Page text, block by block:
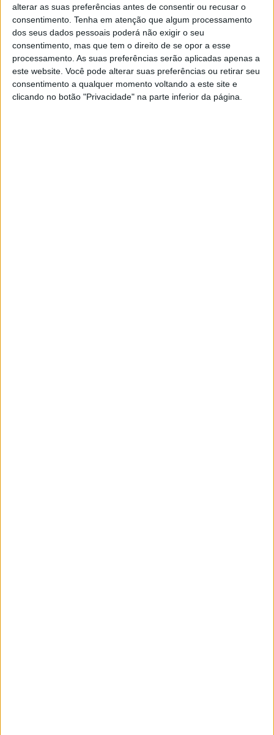
alterar as suas preferências antes de consentir ou recusar o
consentimento. Tenha em atenção que algum processamento
dos seus dados pessoais poderá não exigir o seu
consentimento, mas que tem o direito de se opor a esse
processamento. As suas preferências serão aplicadas apenas a
este website. Você pode alterar suas preferências ou retirar seu
consentimento a qualquer momento voltando a este site e
clicando no botão "Privacidade" na parte inferior da página.
com os líderes. Estava muito frio no local onde dormimos
e, desde o início da manhã, ainda sentia os efeitos da
queda que tive na primeira etapa do desafio de 48 horas.
Não tinha muita força na mão e no braço esquerdos e
tinha uma sensação de formigueiro – não me sentia bem.
Tinha frio e não conseguia aquecer-me. Como resultado,
não tinha uma boa sensação para fazer força, e acabou